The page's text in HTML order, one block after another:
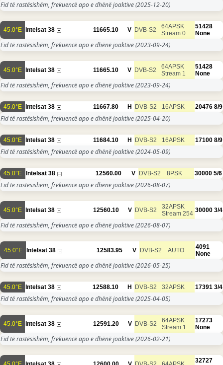
Fid të rastësishëm, frekuencë apo e dhënë joaktive(2025-12-20)
45.0°E Intelsat 38 11665.10 V DVB-S2
64APSK
Stream 0
51428
None
Fid të rastësishëm, frekuencë apo e dhënë joaktive(2023-09-24)
45.0°E Intelsat 38 11665.10 V DVB-S2
64APSK
Stream 1
51428
None
Fid të rastësishëm, frekuencë apo e dhënë joaktive(2023-09-24)
45.0°E Intelsat 38 11667.80 H DVB-S2 16APSK 20476 8/9
Fid të rastësishëm, frekuencë apo e dhënë joaktive(2025-04-20)
45.0°E Intelsat 38 11684.10 H DVB-S2 16APSK 17100 8/9
Fid të rastësishëm, frekuencë apo e dhënë joaktive(2024-05-09)
45.0°E Intelsat 38 12560.00 V DVB-S2 8PSK 30000 5/6
Fid të rastësishëm, frekuencë apo e dhënë joaktive(2026-08-07)
45.0°E Intelsat 38 12560.10 V DVB-S2
32APSK
Stream 254 30000 3/4
Fid të rastësishëm, frekuencë apo e dhënë joaktive(2026-08-07)
45.0°E Intelsat 38 12583.95 V DVB-S2 AUTO
4091
None
Fid të rastësishëm, frekuencë apo e dhënë joaktive(2026-05-25)
45.0°E Intelsat 38 12588.10 H DVB-S2 32APSK 17391 3/4
Fid të rastësishëm, frekuencë apo e dhënë joaktive(2025-04-05)
45.0°E Intelsat 38 12591.20 V DVB-S2
64APSK
Stream 1
17273
None
Fid të rastësishëm, frekuencë apo e dhënë joaktive(2026-02-21)
32727